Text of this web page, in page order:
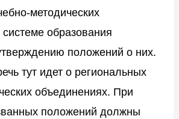
методических
образования
положений о них.
тут идет о региональных
объединениях. При
положений должны